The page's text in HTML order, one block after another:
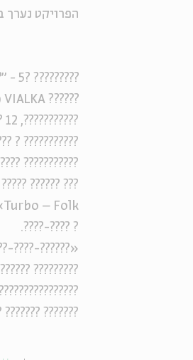
הפרויקט נערך
????????? ?5 - "????????????????? ??????"
?????? VIALKA (???????) ? ?????? «??????????? ? ???????» (???????)
???????????, 12 ????????, 21:00, ???? ???-???, ?????????
? ????? ?????? ?
? ? ?????????.
?????? ???
? ????-????.
? ?????? ??
? ???-?????.
?????????.